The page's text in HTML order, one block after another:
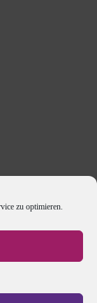
zu optimieren.